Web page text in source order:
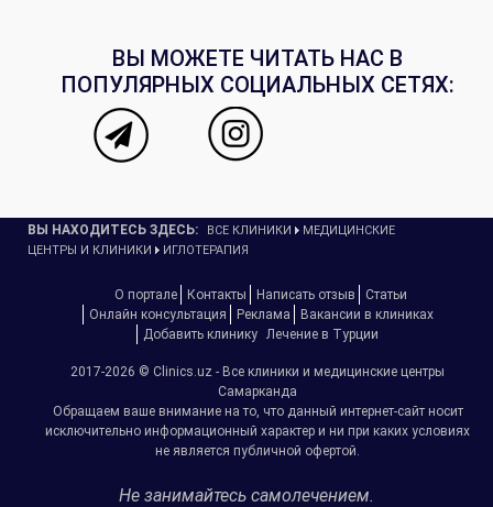
ВЫ МОЖЕТЕ ЧИТАТЬ НАС В
ПОПУЛЯРНЫХ СОЦИАЛЬНЫХ СЕТЯХ:
ВЫ НАХОДИТЕСЬ ЗДЕСЬ: ВСЕ КЛИНИКИ
МЕДИЦИНСКИЕ
ЦЕНТРЫ И КЛИНИКИ
ИГЛОТЕРАПИЯ
О портале Контакты Написать отзыв
Статьи
Онлайн консультация
Реклама
Вакансии в клиниках
Добавить клинику
Лечение в Турции
2017-2026 © Clinics.uz - Все клиники и медицинские центры
Самарканда
Обращаем ваше внимание на то, что данный интернет-сайт носит
исключительно информационный характер и ни при каких условиях
не является публичной офертой.
Не занимайтесь самолечением.